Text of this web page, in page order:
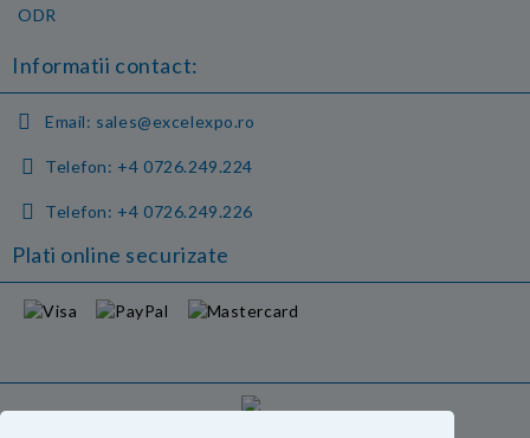
ODR
Informatii contact:
Email: sales@excelexpo.ro
Telefon: +4 0726.249.224
Telefon: +4 0726.249.226
Plati online securizate